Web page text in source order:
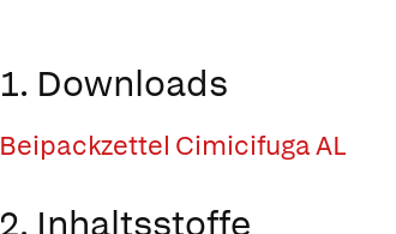
1. Downloads
Beipackzettel Cimicifuga AL
2. Inhaltsstoffe